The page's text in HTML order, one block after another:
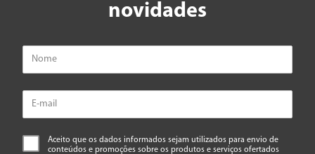
novidades
Aceito que os dados informados sejam utilizados para envio de
conteúdos e promoções sobre os produtos e serviços ofertados